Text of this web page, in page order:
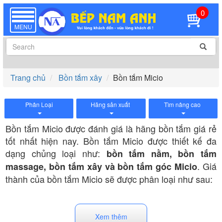
TOGGLE
NAVIGATION
MENU
0
Trang chủ Bồn tắm xây Bồn tắm Micio
Phân Loại Hãng sản xuất Tìm nâng cao
Bồn tắm Micio được đánh giá là hãng bồn tắm giá rẻ
tốt nhất hiện nay. Bồn tắm Micio được thiết kế đa
dạng chủng loại như: bồn tắm nằm, bồn tắm
massage, bồn tắm xây và bồn tắm góc Micio. Giá
thành của bồn tắm Micio sẽ được phân loại như sau:
1. Giá từ 4 - 10 triệu: Thuộc dòng bồn tắm ngâm
Xem thêm